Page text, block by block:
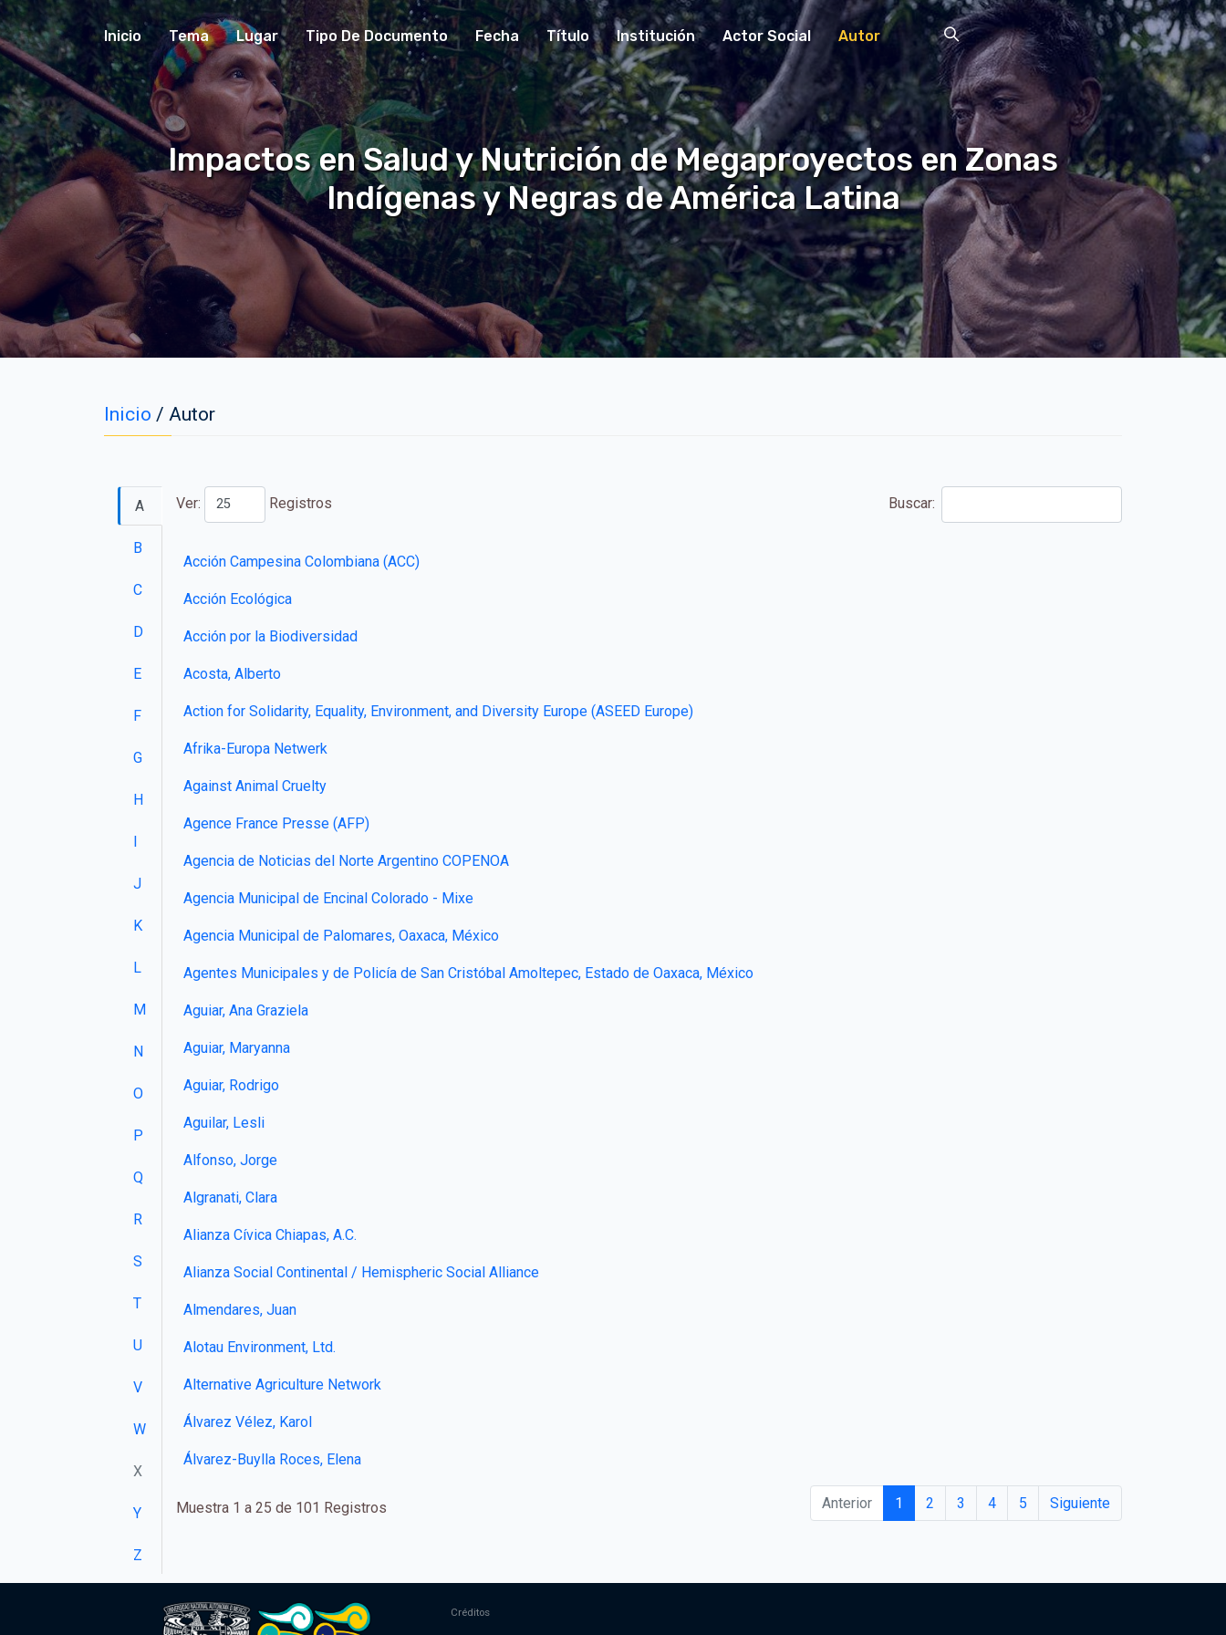
Inicio Tema Lugar Tipo De Documento Fecha Título Institución Actor Social Autor
Impactos en Salud y Nutrición de Megaproyectos en Zonas
Indígenas y Negras de América Latina
Inicio / Autor
A
B
C
D
E
F
G
H
I
J
K
L
M
N
O
P
Q
R
S
T
U
V
W
X
Y
Z
Ver: Registros Buscar:
Acción Campesina Colombiana (ACC)
Acción Ecológica
Acción por la Biodiversidad
Acosta, Alberto
Action for Solidarity, Equality, Environment, and Diversity Europe (ASEED Europe)
Afrika-Europa Netwerk
Against Animal Cruelty
Agence France Presse (AFP)
Agencia de Noticias del Norte Argentino COPENOA
Agencia Municipal de Encinal Colorado - Mixe
Agencia Municipal de Palomares, Oaxaca, México
Agentes Municipales y de Policía de San Cristóbal Amoltepec, Estado de Oaxaca, México
Aguiar, Ana Graziela
Aguiar, Maryanna
Aguiar, Rodrigo
Aguilar, Lesli
Alfonso, Jorge
Algranati, Clara
Alianza Cívica Chiapas, A.C.
Alianza Social Continental / Hemispheric Social Alliance
Almendares, Juan
Alotau Environment, Ltd.
Alternative Agriculture Network
Álvarez Vélez, Karol
Álvarez-Buylla Roces, Elena
Muestra 1 a 25 de 101 Registros Anterior 1 2 3 4 5 Siguiente
Créditos